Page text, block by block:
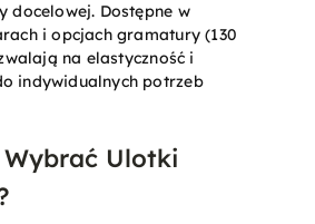
docelowej. Dostępne w
i opcjach gramatury (130
na elastyczność i
indywidualnych potrzeb
Ulotki